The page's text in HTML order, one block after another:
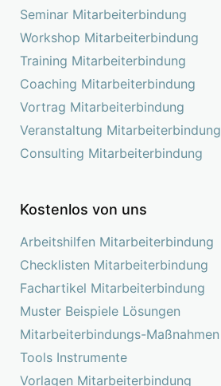
Seminar Mitarbeiterbindung
Workshop Mitarbeiterbindung
Training Mitarbeiterbindung
Coaching Mitarbeiterbindung
Vortrag Mitarbeiterbindung
Veranstaltung Mitarbeiterbindung
Consulting Mitarbeiterbindung
Kostenlos von uns
Arbeitshilfen Mitarbeiterbindung
Checklisten Mitarbeiterbindung
Fachartikel Mitarbeiterbindung
Muster Beispiele Lösungen
Mitarbeiterbindungs-Maßnahmen
Tools Instrumente
Vorlagen Mitarbeiterbindung